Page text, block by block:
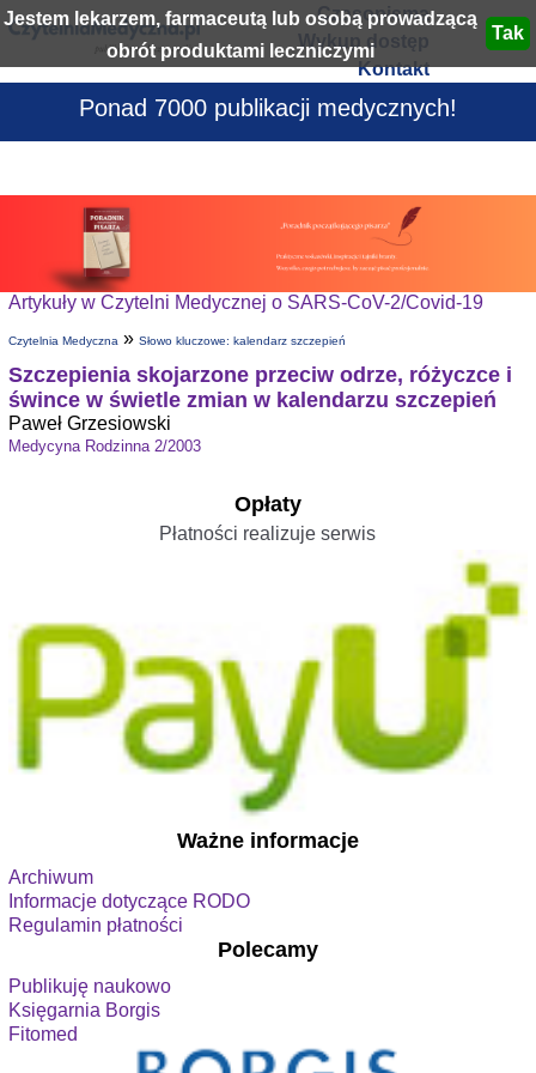
Jestem lekarzem, farmaceutą lub osobą prowadzącą
obrót produktami leczniczymi
Czasopisma
Wykup dostęp
Kontakt
Ponad 7000 publikacji medycznych!
Artykuły w Czytelni Medycznej o SARS-CoV-2/Covid-19
Czytelnia Medyczna» Słowo kluczowe: kalendarz szczepień
Szczepienia skojarzone przeciw odrze, różyczce i
śwince w świetle zmian w kalendarzu szczepień
Paweł Grzesiowski
Medycyna Rodzinna 2/2003
Opłaty
Płatności realizuje serwis
Ważne informacje
Archiwum
Informacje dotyczące RODO
Regulamin płatności
Polecamy
Publikuję naukowo
Księgarnia Borgis
Fitomed